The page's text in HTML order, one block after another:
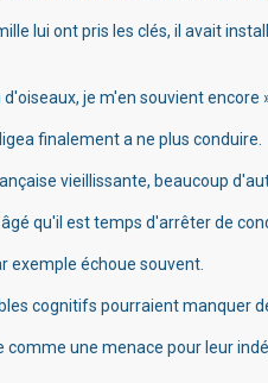
lui ont pris les clés, il avait
je m'en souvient encore »
finalement a ne plus conduire.
vieillissante, beaucoup
qu'il est temps d'arrêter de
exemple échoue souvent.
cognitifs pourraient manquer
une menace pour leur